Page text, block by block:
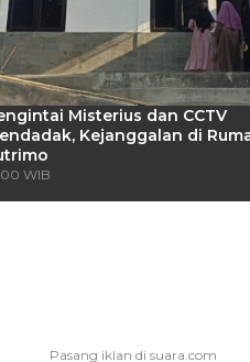
Misterius dan CCTV
Kejanggalan di
WIB